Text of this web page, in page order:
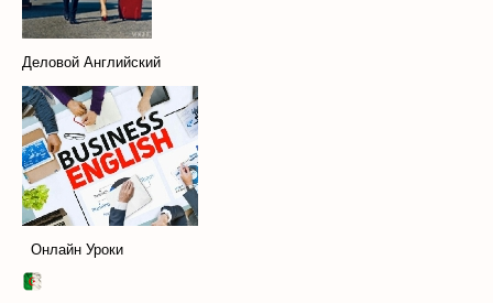
Деловой Английский
Онлайн Уроки